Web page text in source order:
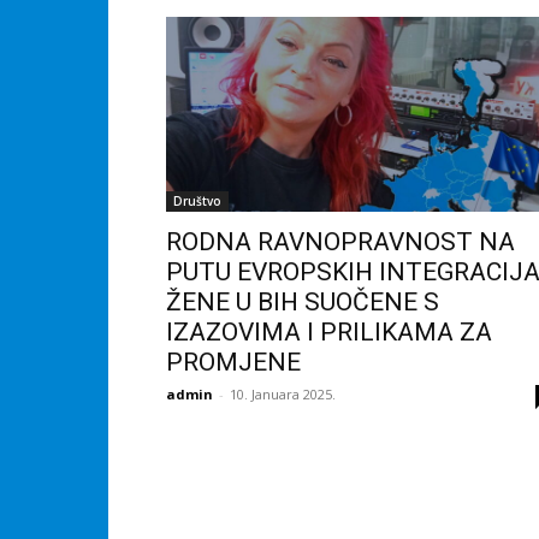
Društvo
RODNA RAVNOPRAVNOST NA
PUTU EVROPSKIH
ŽENE U BIH SUOČENE S
IZAZOVIMA I PRILIKAMA ZA
PROMJENE
admin - 10. Januara 2025.